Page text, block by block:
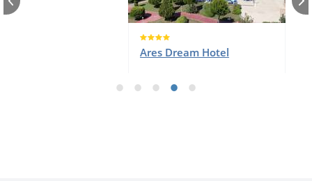
Ares Dream Hotel